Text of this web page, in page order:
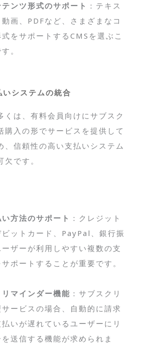
ンツ形式のサポート ：テキス
動画、PDFなど、さまざまなコ
をサポートするCMSを選ぶこ
。
システムの統合
くは、有料会員向けにサブスク
購入の形でサービスを提供して
、信頼性の高い支払いシステム
です。
方法のサポート ：クレジット
ビットカード、PayPal、銀行振
ザーが利用しやすい複数の支
ポートすることが重要です。
マインダー機能 ：サブスクリ
ービスの場合、自動的に請求
いが遅れているユーザーにリ
送信する機能が求められま